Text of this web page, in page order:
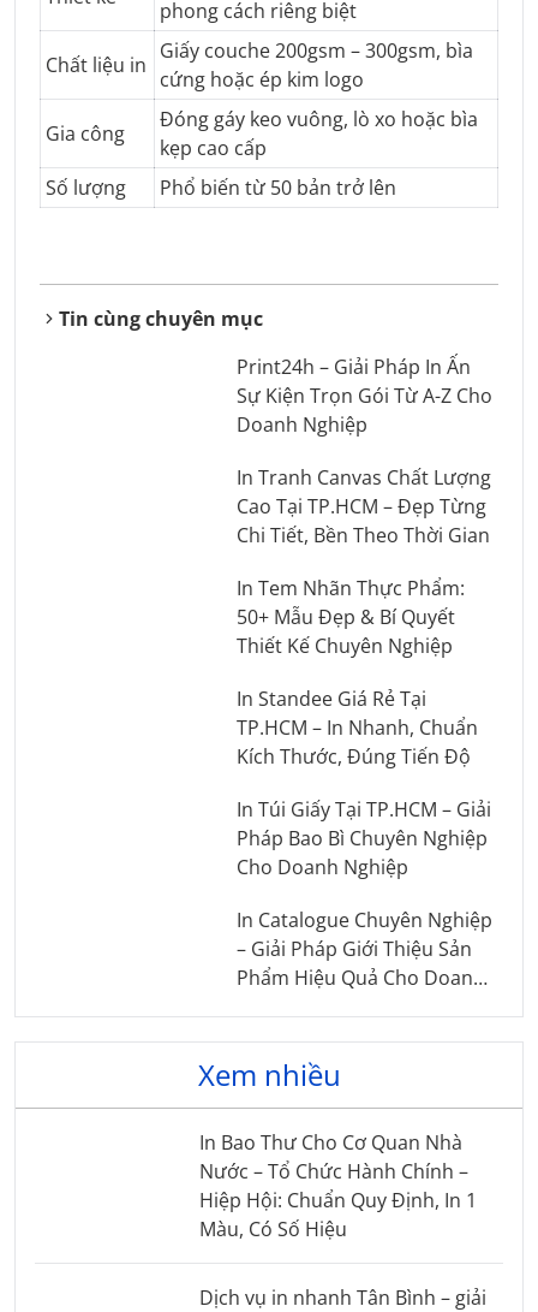
phong cách riêng biệt
Chất liệu in
Giấy couche 200gsm – 300gsm, bìa
cứng hoặc ép kim logo
Gia công
Đóng gáy keo vuông, lò xo hoặc bìa
kẹp cao cấp
Số lượng
Phổ biến từ 50 bản trở lên
Tin cùng chuyên mục
Print24h – Giải Pháp In Ấn
Sự Kiện Trọn Gói Từ A-Z Cho
Doanh Nghiệp
In Tranh Canvas Chất Lượng
Cao Tại TP.HCM – Đẹp Từng
Chi Tiết, Bền Theo Thời Gian
In Tem Nhãn Thực Phẩm:
50+ Mẫu Đẹp & Bí Quyết
Thiết Kế Chuyên Nghiệp
In Standee Giá Rẻ Tại
TP.HCM – In Nhanh, Chuẩn
Kích Thước, Đúng Tiến Độ
In Túi Giấy Tại TP.HCM – Giải
Pháp Bao Bì Chuyên Nghiệp
Cho Doanh Nghiệp
In Catalogue Chuyên Nghiệp
– Giải Pháp Giới Thiệu Sản
Phẩm Hiệu Quả Cho Doanh
Xem nhiều
In Bao Thư Cho Cơ Quan Nhà
Nước – Tổ Chức Hành Chính –
Hiệp Hội: Chuẩn Quy Định, In 1
Màu, Có Số Hiệu
Dịch vụ in nhanh Tân Bình – giải